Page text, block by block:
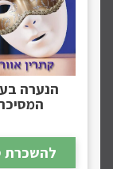
הנערה
להשכרת